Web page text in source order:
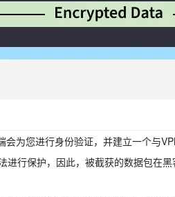
会为您进行身份验证，并建立一个与
进行保护，因此，被截获的数据包在